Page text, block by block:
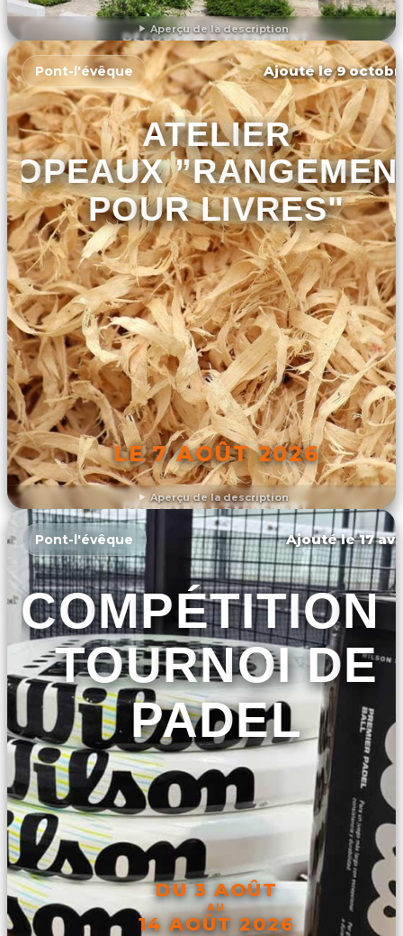
Aperçu de la description
DÉCOUVRIR L'ÉVÉNEMENT
Aperçu de la description
Pont-l'évêque Ajouté le 9
ATELIER
POUR LIVRES"
LE 7 AOÛT 2026
DÉCOUVRIR L'ÉVÉNEMENT
Pont-l'évêque Ajouté le 17
COMPÉTITION
TOURNOI DE
PADEL
DU 3 AOÛT
AU
14 AOÛT 2026